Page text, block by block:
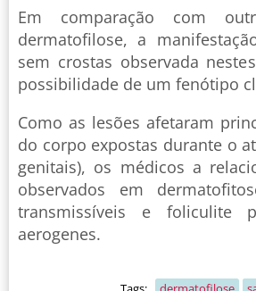
Em comparação com
dermatofilose, a
sem crostas observada
possibilidade de um fenótipo
Como as lesões afetaram
do corpo expostas durante o
genitais), os médicos a
observados em
transmissíveis e foliculite
aerogenes.